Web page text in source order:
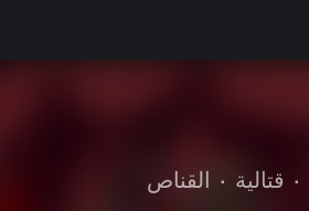
• قتالية • القناص